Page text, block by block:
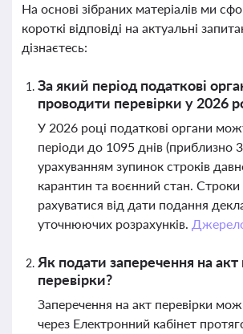
На основі зібраних матеріалів ми
короткі відповіді на актуальні
дізнаєтесь:
За який період податкові
проводити перевірки у 2026
У 2026 році податкові органи
періоди до 1095 днів (приблизно
урахуванням зупинок строків
карантин та воєнний стан.
рахуватися від дати подання
уточнюючих розрахунків.
Як подати заперечення на акт
перевірки?
Заперечення на акт перевірки
через Електронний кабінет